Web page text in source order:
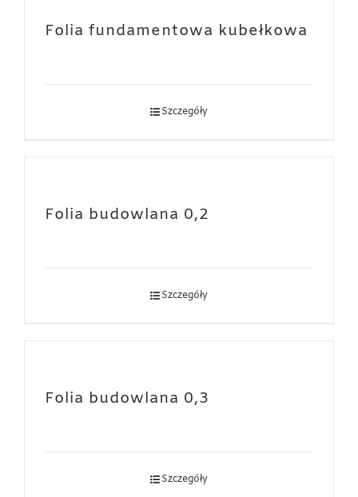
Folia fundamentowa kubełkowa
Szczegóły
Folia budowlana 0,2
Szczegóły
Folia budowlana 0,3
Szczegóły